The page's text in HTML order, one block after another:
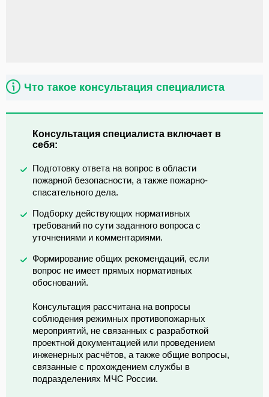
Что такое консультация специалиста
Консультация специалиста включает в
себя:
Подготовку ответа на вопрос в области
пожарной безопасности, а также пожарно-
спасательного дела.
Подборку действующих нормативных
требований по сути заданного вопроса с
уточнениями и комментариями.
Формирование общих рекомендаций, если
вопрос не имеет прямых нормативных
обоснований.
Консультация рассчитана на вопросы
соблюдения режимных противопожарных
мероприятий, не связанных с разработкой
проектной документацией или проведением
инженерных расчётов, а также общие вопросы,
связанные с прохождением службы в
подразделениях МЧС России.